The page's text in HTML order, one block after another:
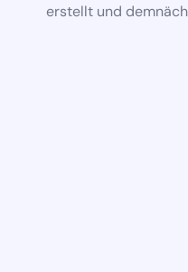
erstellt und